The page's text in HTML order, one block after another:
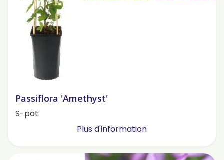
Passiflora 'Amethyst'
S-pot
Plus d'information